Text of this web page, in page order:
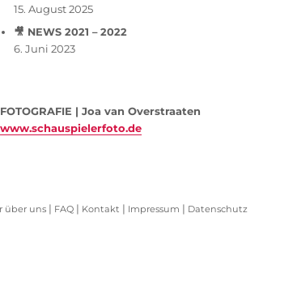
15. August 2025
🎥 NEWS 2021 – 2022
6. Juni 2023
FOTOGRAFIE | Joa van Overstraaten
www.schauspielerfoto.de
über uns| FAQ| Kontakt | Impressum | Datenschutz